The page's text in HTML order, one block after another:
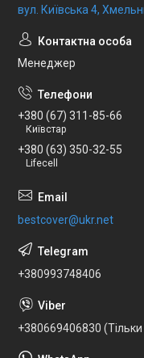
вул. Київська 4,
Менеджер
+380 (67) 311-85-66
Київстар
+380 (63) 350-32-55
Lifecell
bestcover@ukr.net
+380993748406
+380669406830 (Тільки